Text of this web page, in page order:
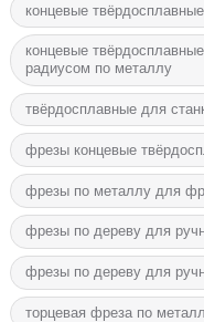
концевые
концевые
радиусом по металлу
твёрдосплавные для
фрезы концевые
фрезы по металлу для
фрезы по дереву для
фрезы по дереву для
торцевая фреза по